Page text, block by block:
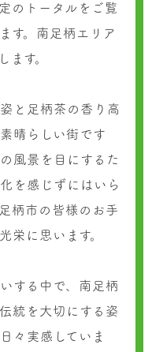
のトータルをご覧
す。南足柄エリア
ます。
と足柄茶の香り高
晴らしい街です
風景を目にするた
を感じずにはいら
柄市の皆様のお手
栄に思います。
する中で、南足柄
統を大切にする姿
々実感していま